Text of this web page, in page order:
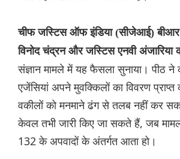
चीफ जस्टिस ऑफ इंडिया (सीजेआई)
विनोद चंद्रन और जस्टिस एनवी अंजारिया
संज्ञान मामले में यह फैसला सुनाया। पीठ ने
एजेंसियां ​​अपने मुवक्किलों का विवरण
वकीलों को मनमाने ढंग से तलब नहीं कर
केवल तभी जारी किए जा सकते हैं, जब
132 के अपवादों के अंतर्गत आता हो।